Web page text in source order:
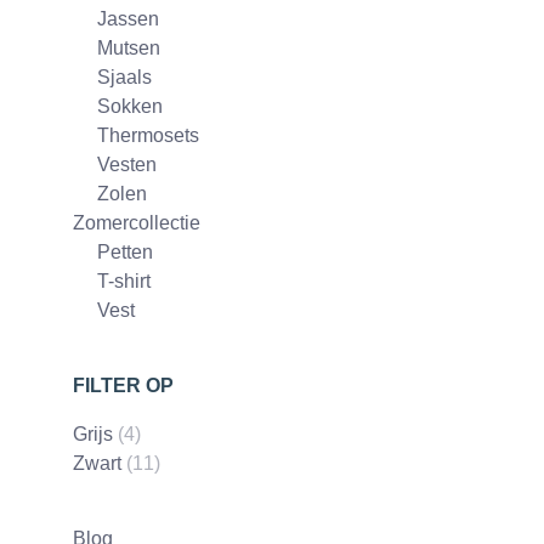
Jassen
Mutsen
Sjaals
Sokken
Thermosets
Vesten
Zolen
Zomercollectie
Petten
T-shirt
Vest
FILTER OP
Grijs (4)
Zwart (11)
Blog